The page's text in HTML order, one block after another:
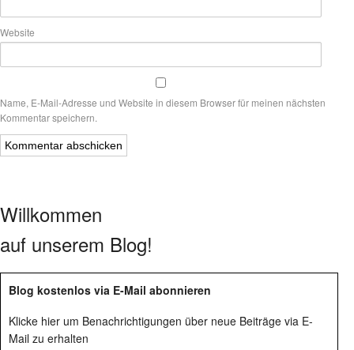
Website
Name, E-Mail-Adresse und Website in diesem Browser für meinen nächsten
Kommentar speichern.
Willkommen
auf unserem Blog!
Blog kostenlos via E-Mail abonnieren
Klicke hier um Benachrichtigungen über neue Beiträge via E-
Mail zu erhalten